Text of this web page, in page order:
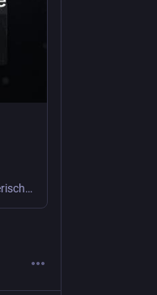
Wabi‑Sabi kann durch bewusste Imperfektion, subtile Asymmetrien und gestalterische Zurückhaltung Interfaces wieder menschlicher und unverwechselbarer machen können.